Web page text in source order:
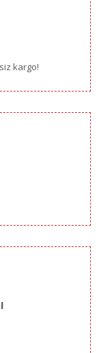
kargo!